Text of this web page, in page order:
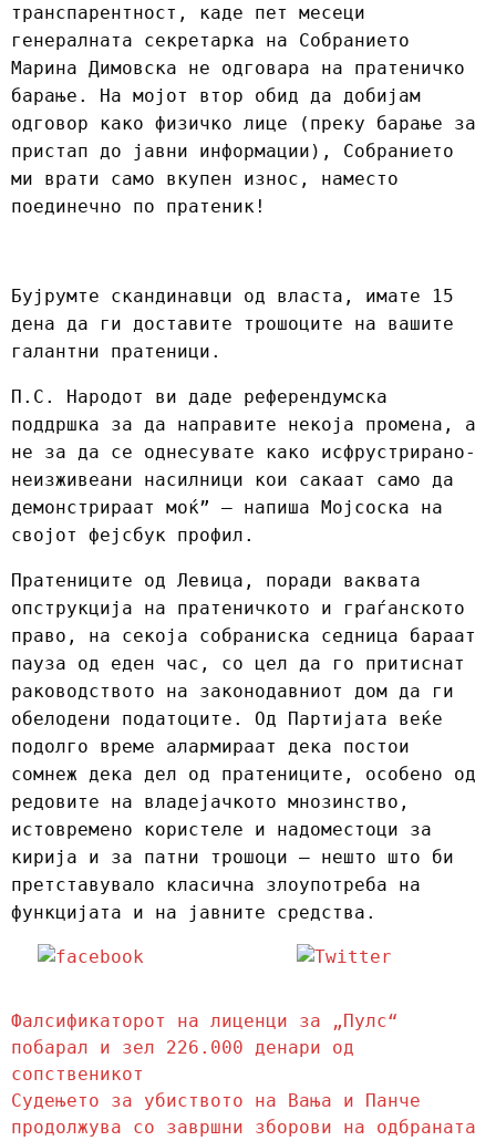
транспарентност, каде пет месеци
генералната секретарка на Собранието
Марина Димовска не одговара на пратеничко
барање. На мојот втор обид да добијам
одговор како физичко лице (преку барање за
пристап до јавни информации), Собранието
ми врати само вкупен износ, наместо
поединечно по пратеник!
Бујрумте скандинавци од власта, имате 15
дена да ги доставите трошоците на вашите
галантни пратеници.
П.С. Народот ви даде референдумска
поддршка за да направите некоја промена, а
не за да се однесувате како исфрустрирано-
неизживеани насилници кои сакаат само да
демонстрираат моќ” – напиша Мојсоска на
својот фејсбук профил.
Пратениците од Левица, поради ваквата
опструкција на пратеничкото и граѓанското
право, на секоја собраниска седница бараат
пауза од еден час, со цел да го притиснат
раководството на законодавниот дом да ги
обелодени податоците. Од Партијата веќе
подолго време алармираат дека постои
сомнеж дека дел од пратениците, особено од
редовите на владејачкото мнозинство,
истовремено користеле и надоместоци за
кирија и за патни трошоци – нешто што би
претставувало класична злоупотреба на
функцијата и на јавните средства.
Навигација
на
напис
Previous
Post
Фалсификаторот на лиценци за „Пулс“
побарал и зел 226.000 денари од
сопственикот
Next
Post
Судењето за убиството на Вања и Панче
продолжува со завршни зборови на одбраната